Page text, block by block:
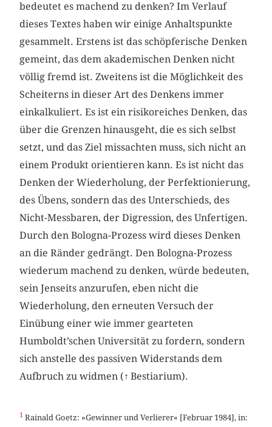
bedeutet es machend zu denken? Im Verlauf
dieses Textes haben wir einige Anhaltspunkte
gesammelt. Erstens ist das schöpferische Denken
gemeint, das dem akademischen Denken nicht
völlig fremd ist. Zweitens ist die Möglichkeit des
Scheiterns in dieser Art des Denkens immer
einkalkuliert. Es ist ein risikoreiches Denken, das
über die Grenzen hinausgeht, die es sich selbst
setzt, und das Ziel missachten muss, sich nicht an
einem Produkt orientieren kann. Es ist nicht das
Denken der Wiederholung, der Perfektionierung,
des Übens, sondern das des Unterschieds, des
Nicht-Messbaren, der Digression, des Unfertigen.
Durch den Bologna-Prozess wird dieses Denken
an die Ränder gedrängt. Den Bologna-Prozess
wiederum machend zu denken, würde bedeuten,
sein Jenseits anzurufen, eben nicht die
Wiederholung, den erneuten Versuch der
Einübung einer wie immer gearteten
Humboldt’schen Universität zu fordern, sondern
sich anstelle des passiven Widerstands dem
Aufbruch zu widmen (↑Bestiarium).
1 Rainald Goetz: »Gewinner und Verlierer« [Februar 1984], in: